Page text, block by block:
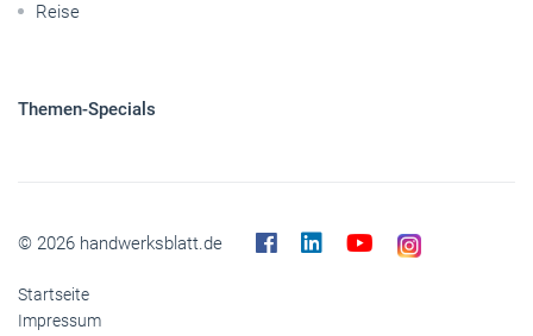
Reise
Themen-Specials
© 2026 handwerksblatt.de
Startseite
Impressum